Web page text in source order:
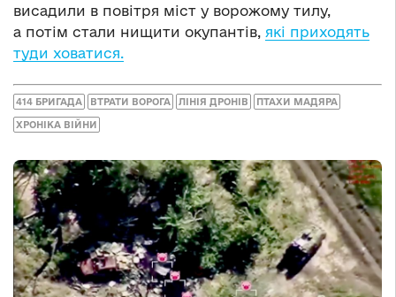
висадили в повітря міст у ворожому тилу,
а потім стали нищити окупантів, які приходять
туди ховатися.
414 БРИГАДА ВТРАТИ ВОРОГА ЛІНІЯ ДРОНІВ ПТАХИ МАДЯРА
ХРОНІКА ВІЙНИ